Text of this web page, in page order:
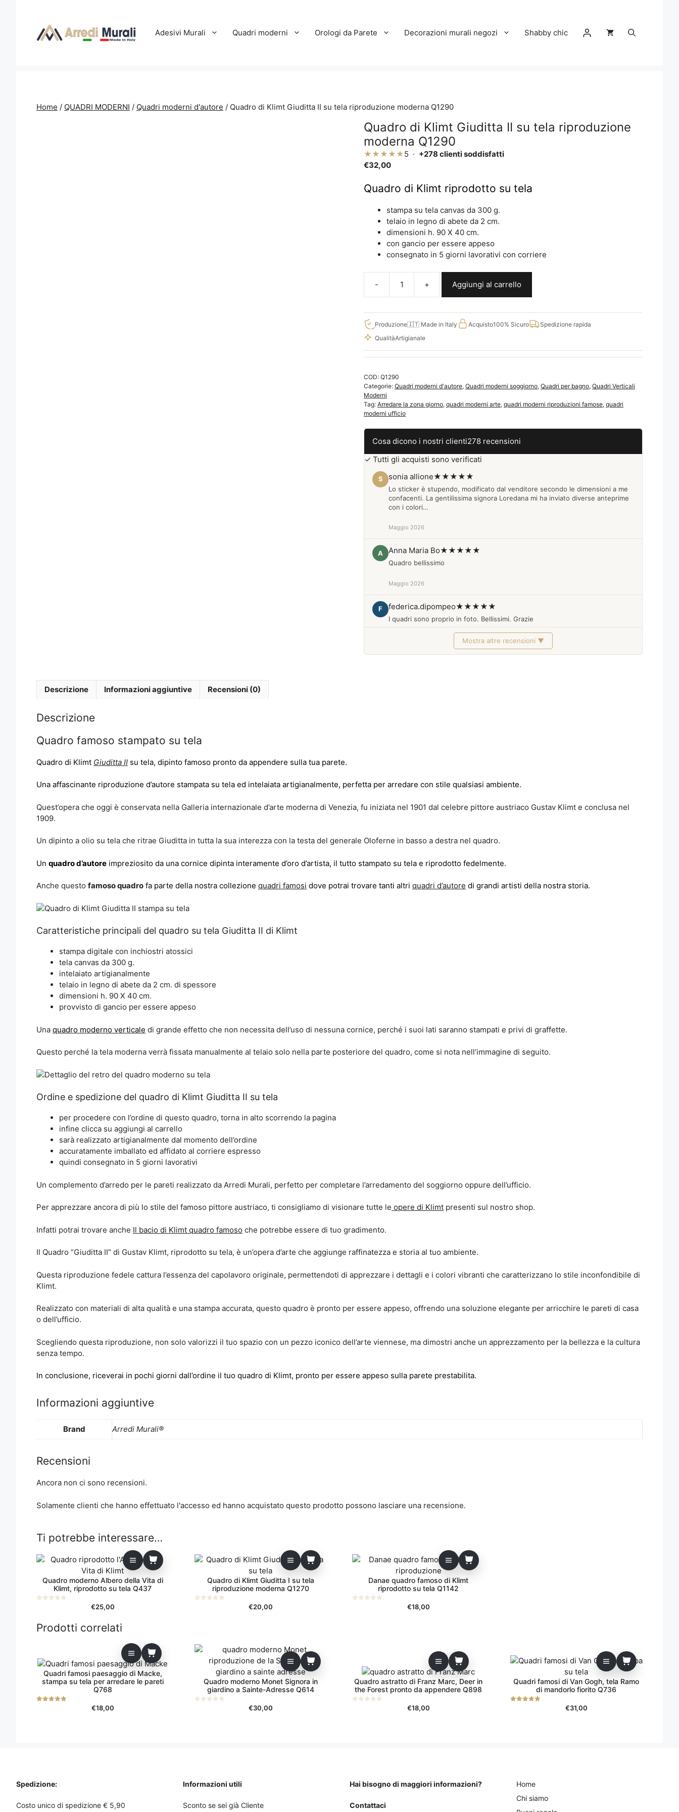
Adesivi Murali Quadri moderni Orologi da Parete Decorazioni murali negozi Shabby chic
Home / QUADRI MODERNI / Quadri moderni d'autore / Quadro di Klimt Giuditta II su tela riproduzione moderna Q1290
Quadro di Klimt Giuditta II su tela riproduzione
moderna Q1290
★★★★★5 · +278 clienti soddisfatti
€32,00
Quadro di Klimt riprodotto su tela
stampa su tela canvas da 300 g.
telaio in legno di abete da 2 cm.
dimensioni h. 90 X 40 cm.
con gancio per essere appeso
consegnato in 5 giorni lavorativi con corriere
di
Klimt
Giuditta
II
tela
moderna
Q1290
quantità
Aggiungi al carrello
Produzione🇮🇹 Made in Italy Acquisto100% Sicuro
Spedizione rapida
QualitàArtigianale
COD: Q1290
Categorie: Quadri moderni d'autore, Quadri moderni soggiorno, Quadri per bagno, Quadri Verticali
Moderni
Tag: Arredare la zona giorno, quadri moderni arte, quadri moderni riproduzioni famose, quadri
moderni ufficio
Cosa dicono i nostri clienti278 recensioni
✓ Tutti gli acquisti sono verificati
S sonia allione★★★★★
Lo sticker è stupendo, modificato dal venditore secondo le dimensioni a me
confacenti. La gentilissima signora Loredana mi ha inviato diverse anteprime
con i colori…
Maggio 2026
A Anna Maria Bo★★★★★
Quadro bellissimo
Maggio 2026
F federica.dipompeo★★★★★
I quadri sono proprio in foto. Bellissimi. Grazie
Mostra altre recensioni ▼
Descrizione Informazioni aggiuntive Recensioni (0)
Descrizione
Quadro famoso stampato su tela
Quadro di Klimt Giuditta II su tela, dipinto famoso pronto da appendere sulla tua parete.
Una affascinante riproduzione d’autore stampata su tela ed intelaiata artigianalmente, perfetta per arredare con stile qualsiasi ambiente.
Quest’opera che oggi è conservata nella Galleria internazionale d’arte moderna di Venezia, fu iniziata nel 1901 dal celebre pittore austriaco Gustav Klimt e conclusa nel
1909.
Un dipinto a olio su tela che ritrae Giuditta in tutta la sua interezza con la testa del generale Oloferne in basso a destra nel quadro.
Un quadro d’autore impreziosito da una cornice dipinta interamente d’oro d’artista, il tutto stampato su tela e riprodotto fedelmente.
Anche questo famoso quadro fa parte della nostra collezione quadri famosi dove potrai trovare tanti altri quadri d’autore di grandi artisti della nostra storia.
Caratteristiche principali del quadro su tela Giuditta II di Klimt
stampa digitale con inchiostri atossici
tela canvas da 300 g.
intelaiato artigianalmente
telaio in legno di abete da 2 cm. di spessore
dimensioni h. 90 X 40 cm.
provvisto di gancio per essere appeso
Una quadro moderno verticale di grande effetto che non necessita dell’uso di nessuna cornice, perché i suoi lati saranno stampati e privi di graffette.
Questo perché la tela moderna verrà fissata manualmente al telaio solo nella parte posteriore del quadro, come si nota nell’immagine di seguito.
Ordine e spedizione del quadro di Klimt Giuditta II su tela
per procedere con l’ordine di questo quadro, torna in alto scorrendo la pagina
infine clicca su aggiungi al carrello
sarà realizzato artigianalmente dal momento dell’ordine
accuratamente imballato ed affidato al corriere espresso
quindi consegnato in 5 giorni lavorativi
Un complemento d’arredo per le pareti realizzato da Arredi Murali, perfetto per completare l’arredamento del soggiorno oppure dell’ufficio.
Per apprezzare ancora di più lo stile del famoso pittore austriaco, ti consigliamo di visionare tutte le opere di Klimt presenti sul nostro shop.
Infatti potrai trovare anche Il bacio di Klimt quadro famoso che potrebbe essere di tuo gradimento.
Il Quadro “Giuditta II” di Gustav Klimt, riprodotto su tela, è un’opera d’arte che aggiunge raffinatezza e storia al tuo ambiente.
Questa riproduzione fedele cattura l’essenza del capolavoro originale, permettendoti di apprezzare i dettagli e i colori vibranti che caratterizzano lo stile inconfondibile di
Klimt.
Realizzato con materiali di alta qualità e una stampa accurata, questo quadro è pronto per essere appeso, offrendo una soluzione elegante per arricchire le pareti di casa
o dell’ufficio.
Scegliendo questa riproduzione, non solo valorizzi il tuo spazio con un pezzo iconico dell’arte viennese, ma dimostri anche un apprezzamento per la bellezza e la cultura
senza tempo.
In conclusione, riceverai in pochi giorni dall’ordine il tuo quadro di Klimt, pronto per essere appeso sulla parete prestabilita.
Informazioni aggiuntive
Brand Arredi Murali®
Recensioni
Ancora non ci sono recensioni.
Solamente clienti che hanno effettuato l'accesso ed hanno acquistato questo prodotto possono lasciare una recensione.
Ti potrebbe interessare…
Quadro moderno Albero della Vita di
Klimt, riprodotto su tela Q437
5
€25,00
Quadro di Klimt Giuditta I su tela
riproduzione moderna Q1270
€20,00
Danae quadro famoso di Klimt
riprodotto su tela Q1142
€18,00
Prodotti correlati
Quadri famosi paesaggio di Macke,
stampa su tela per arredare le pareti
Q768
€18,00
Quadro moderno Monet Signora in
giardino a Sainte-Adresse Q614
€30,00
Quadro astratto di Franz Marc, Deer in
the Forest pronto da appendere Q898
€18,00
Quadri famosi di Van Gogh, tela Ramo
di mandorlo fiorito Q736
€31,00
Spedizione:
Costo unico di spedizione € 5,90
Informazioni utili
Sconto se sei già Cliente
Hai bisogno di maggiori informazioni?
Contattaci
Home
Chi siamo